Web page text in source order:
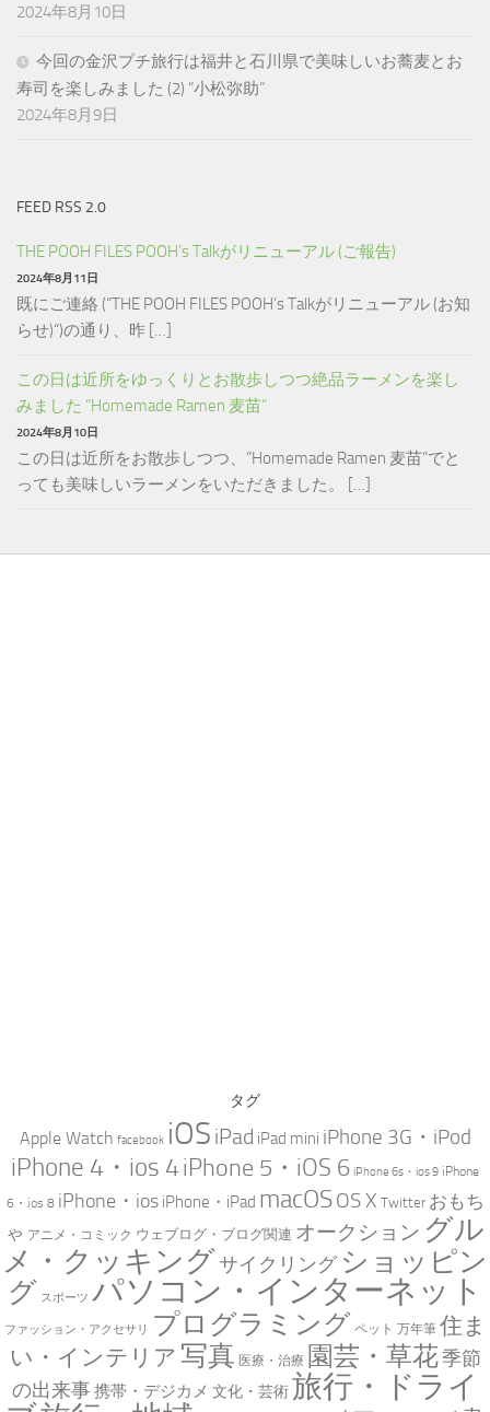
2024年8月10日
今回の金沢プチ旅行は福井と石川県で美味しいお蕎麦とお
寿司を楽しみました (2) “小松弥助”
2024年8月9日
FEED RSS 2.0
THE POOH FILES POOH’s Talkがリニューアル (ご報告)
2024年8月11日
既にご連絡 (“THE POOH FILES POOH’s Talkがリニューアル (お知
らせ)“)の通り、昨 […]
この日は近所をゆっくりとお散歩しつつ絶品ラーメンを楽し
みました “Homemade Ramen 麦苗”
2024年8月10日
この日は近所をお散歩しつつ、”Homemade Ramen 麦苗”でと
っても美味しいラーメンをいただきました。 […]
タグ
Apple Watch facebook iOS iPad iPad mini iPhone 3G・iPod
iPhone 4・ios 4iPhone 5・iOS 6 iPhone 6s・ios 9 iPhone
6・ios 8 iPhone・ios iPhone・iPad macOS OS X Twitter おもち
ゃ アニメ・コミック ウェブログ・ブログ関連 オークション グル
メ・クッキングサイクリング ショッピン
グ スポーツ パソコン・インターネット
ファッション・アクセサリ プログラミング ペット 万年筆 住ま
い・インテリア 写真 医療・治療 園芸・草花季節
の出来事携帯・デジカメ 文化・芸術 旅行・ドライ